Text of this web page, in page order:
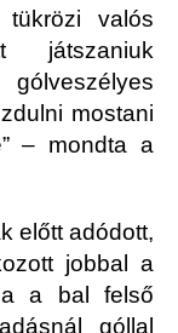
tükrözi valós
játszaniuk
mostani
– mondta a
előtt adódott,
jobbal a
a bal felső
góllal